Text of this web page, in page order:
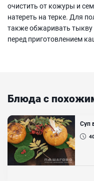
очистить от кожуры и
натереть на терке. Для
также обжаривать тыкву
перед приготовлением
Блюда с
Суп
Рекомендуем к вашему